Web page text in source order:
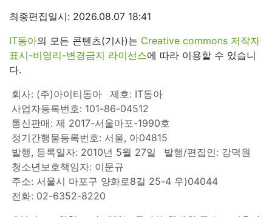
최종편집일시: 2026.08.07 18:41
IT동아의 모든 콘텐츠(기사)는 Creative commons 저작자
표시-비영리-변경금지 라이선스에 따라 이용할 수 있습니
다.
회사: (주)아이티동아
제호: IT동아
사업자등록번호: 101-86-04512
통신판매: 제 2017-서울마포-1990호
정기간행물등록번호: 서울, 아04815
발행, 등록일자: 2010년 5월 27일
발행/편집인: 강덕원
청소년보호책임자: 이문규
주소: 서울시 마포구 양화로8길 25-4 우)04044
전화: 02-6352-8220